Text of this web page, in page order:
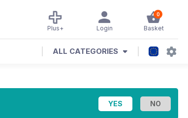
0
Basket
Login
Plus+
ALL CATEGORIES